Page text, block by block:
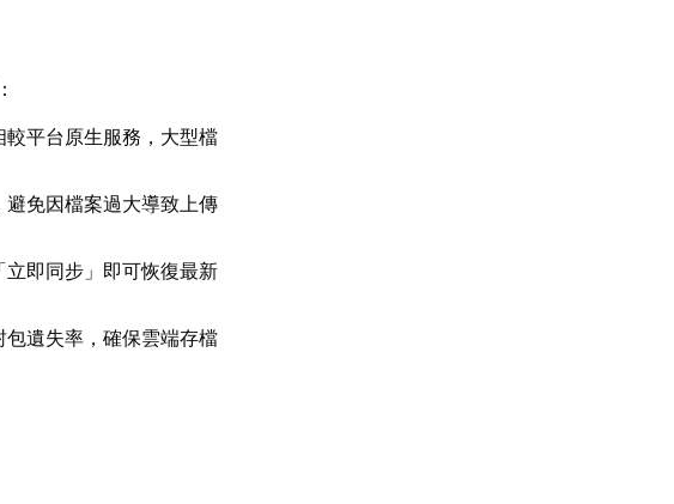
平台原生服務，大型檔
避免因檔案過大導致上傳
立即同步」即可恢復最新
遺失率，確保雲端存檔